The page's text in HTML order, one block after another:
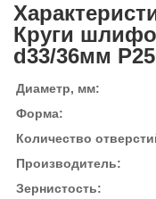
Круги
d33/36мм
Диаметр, мм:
Форма:
Количество
Производитель:
Зернистость: